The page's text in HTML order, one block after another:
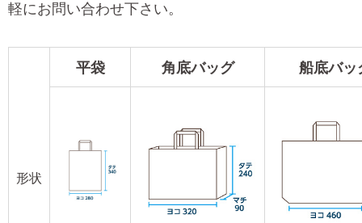
軽にお問い合わせ下さい。
形状
平袋 角底バッグ 船底バッ